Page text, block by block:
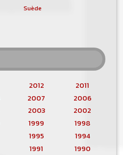
Suède
2012
2011
2007
2006
2003
2002
1999
1998
1995
1994
1991
1990